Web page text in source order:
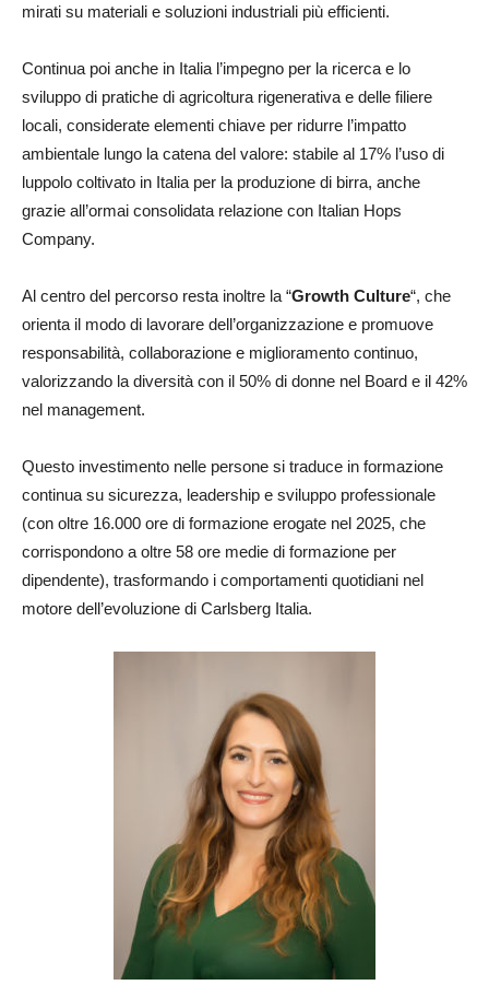
mirati su materiali e soluzioni industriali più efficienti.
Continua poi anche in Italia l’impegno per la ricerca e lo
sviluppo di pratiche di agricoltura rigenerativa e delle filiere
locali, considerate elementi chiave per ridurre l’impatto
ambientale lungo la catena del valore: stabile al 17% l’uso di
luppolo coltivato in Italia per la produzione di birra, anche
grazie all’ormai consolidata relazione con Italian Hops
Company.
Al centro del percorso resta inoltre la “Growth Culture“, che
orienta il modo di lavorare dell’organizzazione e promuove
responsabilità, collaborazione e miglioramento continuo,
valorizzando la diversità con il 50% di donne nel Board e il 42%
nel management.
Questo investimento nelle persone si traduce in formazione
continua su sicurezza, leadership e sviluppo professionale
(con oltre 16.000 ore di formazione erogate nel 2025, che
corrispondono a oltre 58 ore medie di formazione per
dipendente), trasformando i comportamenti quotidiani nel
motore dell’evoluzione di Carlsberg Italia.